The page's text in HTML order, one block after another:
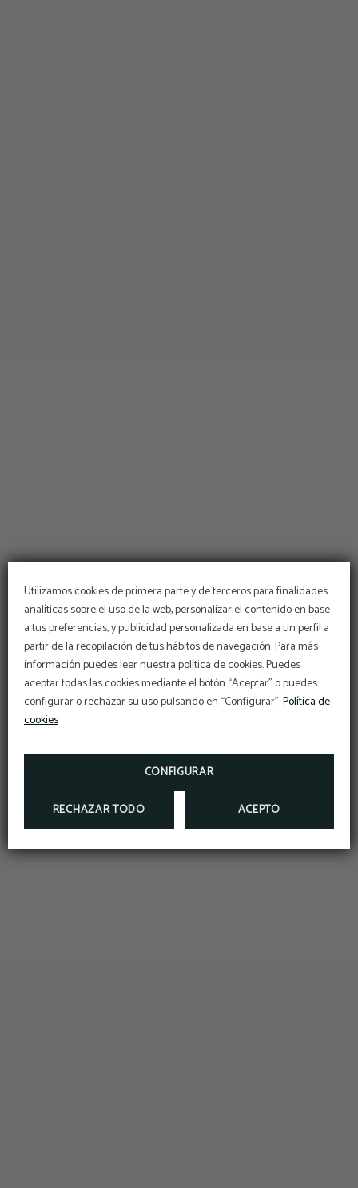
Utilizamos cookies de primera parte y de terceros para finalidades
analíticas sobre el uso de la web, personalizar el contenido en base
a tus preferencias, y publicidad personalizada en base a un perfil a
partir de la recopilación de tus hábitos de navegación. Para más
información puedes leer nuestra política de cookies. Puedes
aceptar todas las cookies mediante el botón “Aceptar” o puedes
configurar o rechazar su uso pulsando en “Configurar”.Política de
cookies
CONFIGURAR
RECHAZAR TODO ACEPTO
Refréscate en nuestra
piscina